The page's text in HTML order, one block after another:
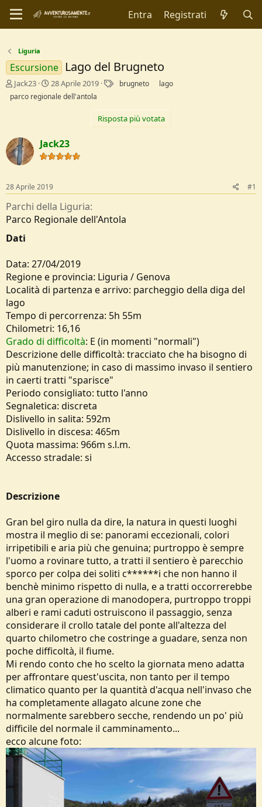
Entra Registrati
Liguria
Escursione Lago del Brugneto
C
r
o
r
e
D
s
u
s
i
n
e
Jack23
D
a
I
n
i
28 Aprile 2019 brugneto
lago
parco regionale dell'antola
Risposta più votata
Jack23
28 Aprile 2019 #1
Parchi della Liguria
Parco Regionale dell'Antola
Dati
Data: 27/04/2019
Regione e provincia: Liguria / Genova
Località di partenza e arrivo: parcheggio della diga del
lago
Tempo di percorrenza: 5h 55m
Chilometri: 16,16
Grado di difficoltà: E (in momenti "normali")
Descrizione delle difficoltà: tracciato che ha bisogno di
più manutenzione; in caso di massimo invaso il sentiero
in caerti tratti "sparisce"
Periodo consigliato: tutto l'anno
Segnaletica: discreta
Dislivello in salita: 592m
Dislivello in discesa: 465m
Quota massima: 966m s.l.m.
Accesso stradale: si
Descrizione
Gran bel giro nulla da dire, la natura in questi luoghi
mostra il meglio di se: panorami eccezionali, colori
irripetibili e aria più che genuina; purtroppo è sempre
l'uomo a rovinare tutto, a tratti il sentiero è parecchio
sporco per colpa dei soliti c******i che non hanno il
benchè minimo rispetto di nulla, e a tratti occorrerebbe
una gran operazione di manodopera, purtroppo troppi
alberi e rami caduti ostruiscono il passaggio, senza
considerare il crollo tatale del ponte all'altezza del
quarto chilometro che costringe a guadare, senza non
poche difficoltà, il fiume.
Mi rendo conto che ho scelto la giornata meno adatta
per affrontare quest'uscita, non tanto per il tempo
climatico quanto per la quantità d'acqua nell'invaso che
ha completamente allagato alcune zone che
normalmente sarebbero secche, rendendo un po' più
difficile del normale il camminamento...
ecco alcune foto: